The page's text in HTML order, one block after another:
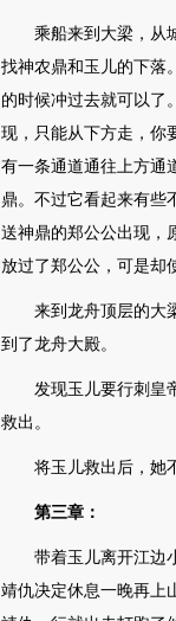
乘船来到大梁，从
找神农鼎和玉儿的下落
的时候冲过去就可以了
现，只能从下方走，你
有一条通道通往上方通
鼎。不过它看起来有些
送神鼎的郑公公出现，
放过了郑公公，可是却
来到龙舟顶层的大
到了龙舟大殿。
发现玉儿要行刺皇
救出。
将玉儿救出后，她
第三章：
带着玉儿离开江边
靖仇决定休息一晚再上